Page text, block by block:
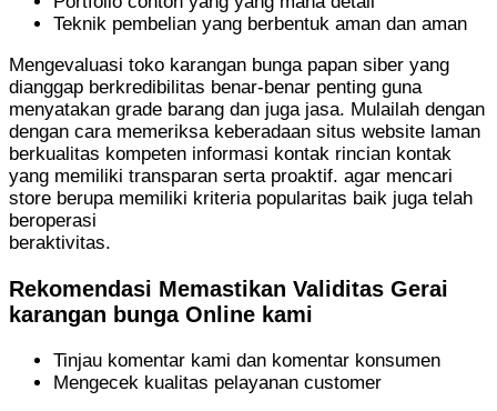
Teknik pembelian yang berbentuk aman dan aman
Mengevaluasi toko karangan bunga papan siber yang
dianggap berkredibilitas benar-benar penting guna
menyatakan grade barang dan juga jasa. Mulailah dengan
dengan cara memeriksa keberadaan situs website laman
berkualitas kompeten informasi kontak rincian kontak
yang memiliki transparan serta proaktif. agar mencari
store berupa memiliki kriteria popularitas baik juga telah
beroperasi
beraktivitas.
Rekomendasi Memastikan Validitas Gerai
karangan bunga Online kami
Tinjau komentar kami dan komentar konsumen
Mengecek kualitas pelayanan customer